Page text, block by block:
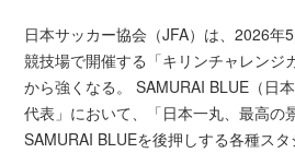
日本サッカー協会（JFA）は、2026年
競技場で開催する「キリンチャレンジ
から強くなる。 SAMURAI BLUE（日
代表」において、「日本一丸、最高の
SAMURAI BLUEを後押しする各種ス